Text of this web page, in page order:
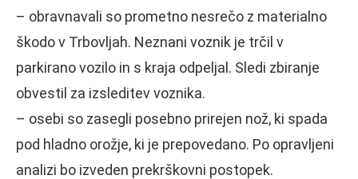
– obravnavali so prometno nesrečo z materialno
škodo v Trbovljah. Neznani voznik je trčil v
parkirano vozilo in s kraja odpeljal. Sledi zbiranje
obvestil za izsleditev voznika.
– osebi so zasegli posebno prirejen nož, ki spada
pod hladno orožje, ki je prepovedano. Po opravljeni
analizi bo izveden prekrškovni postopek.